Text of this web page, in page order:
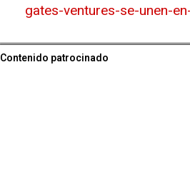
gates-ventures-se-unen-
Contenido patrocinado